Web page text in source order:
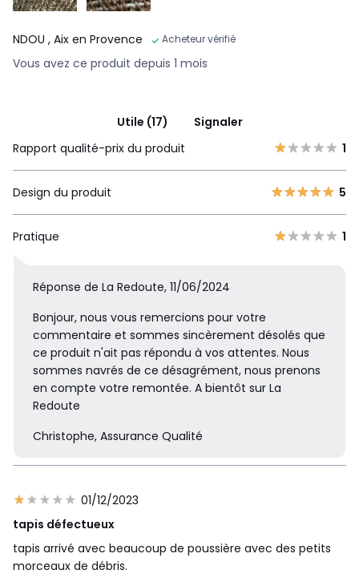
NDOU , Aix en Provence Acheteur vérifié
Vous avez ce produit depuis 1 mois
Utile (17)
Signaler
Rapport qualité-prix du produit
1
Design du produit 5
Pratique 1
Réponse de La Redoute, 11/06/2024
Bonjour, nous vous remercions pour votre
commentaire et sommes sincèrement désolés que
ce produit n'ait pas répondu à vos attentes. Nous
sommes navrés de ce désagrément, nous prenons
en compte votre remontée. A bientôt sur La
Redoute
Christophe, Assurance Qualité
01/12/2023
tapis défectueux
tapis arrivé avec beaucoup de poussière avec des petits
morceaux de débris.